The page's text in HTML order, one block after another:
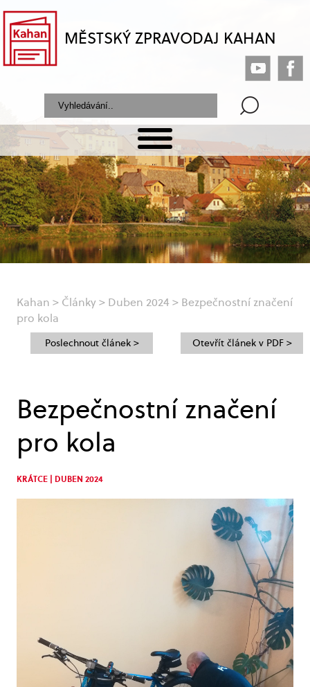
MĚSTSKÝ ZPRAVODAJ KAHAN
Kahan > Články> Duben 2024 > Bezpečnostní značení
pro kola
Bezpečnostní značení
pro kola
KRÁTCE | DUBEN 2024
Poslechnout článek > Otevřít článek v PDF >